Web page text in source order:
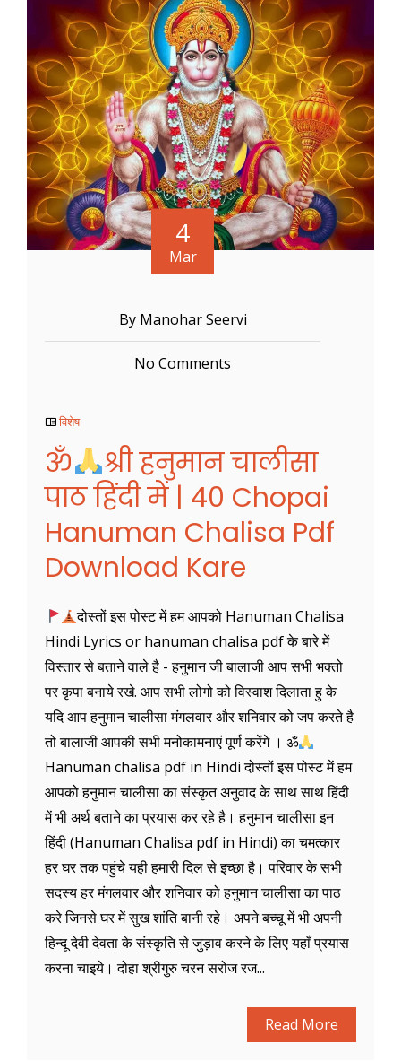
4
Mar
By Manohar Seervi
No Comments
विशेष
ॐ
श्री हनुमान चालीसा
पाठ हिंदी में | 40 Chopai
Hanuman Chalisa Pdf
Download Kare
दोस्तों इस पोस्ट में हम आपको Hanuman Chalisa
Hindi Lyrics or hanuman chalisa pdf के बारे में
विस्तार से बताने वाले है - हनुमान जी बालाजी आप सभी भक्तो
पर कृपा बनाये रखे. आप सभी लोगो को विस्वाश दिलाता हु के
यदि आप हनुमान चालीसा मंगलवार और शनिवार को जप करते है
तो बालाजी आपकी सभी मनोकामनाएं पूर्ण करेंगे । ॐ
Hanuman chalisa pdf in Hindi दोस्तों इस पोस्ट में हम
आपको हनुमान चालीसा का संस्कृत अनुवाद के साथ साथ हिंदी
में भी अर्थ बताने का प्रयास कर रहे है। हनुमान चालीसा इन
हिंदी (Hanuman Chalisa pdf in Hindi) का चमत्कार
हर घर तक पहुंचे यही हमारी दिल से इच्छा है। परिवार के सभी
सदस्य हर मंगलवार और शनिवार को हनुमान चालीसा का पाठ
करे जिनसे घर में सुख शांति बानी रहे। अपने बच्चू में भी अपनी
हिन्दू देवी देवता के संस्कृति से जुड़ाव करने के लिए यहाँ प्रयास
करना चाइये। दोहा श्रीगुरु चरन सरोज रज...
Read More